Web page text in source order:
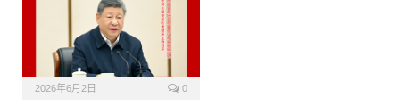
2026年6月2日 0